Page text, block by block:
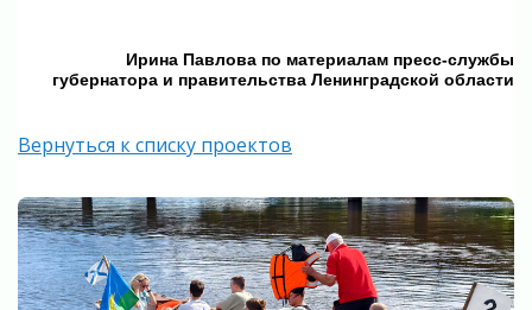
Ирина Павлова по материалам пресс-службы
губернатора и правительства Ленинградской области
Вернуться к списку проектов